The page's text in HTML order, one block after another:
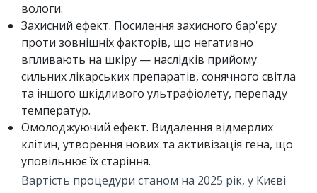
вологи.
Захисний ефект. Посилення захисного бар'єру
проти зовнішніх факторів, що негативно
впливають на шкіру — наслідків прийому
сильних лікарських препаратів, сонячного світла
та іншого шкідливого ультрафіолету, перепаду
температур.
Омолоджуючий ефект. Видалення відмерлих
клітин, утворення нових та активізація гена, що
уповільнює їх старіння.
Вартість процедури станом на 2025 рік, у Києві